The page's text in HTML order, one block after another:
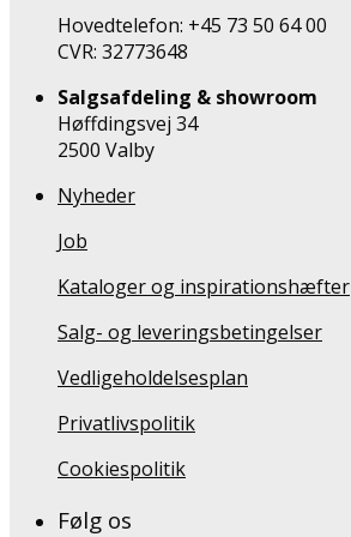
Hovedtelefon: +45 73 50 64 00
CVR: 32773648
Salgsafdeling & showroom
Høffdingsvej 34
2500 Valby
Nyheder
Job
Kataloger og inspirationshæfter
Salg- og leveringsbetingelser
Vedligeholdelsesplan
Privatlivspolitik
Cookiespolitik
Følg os